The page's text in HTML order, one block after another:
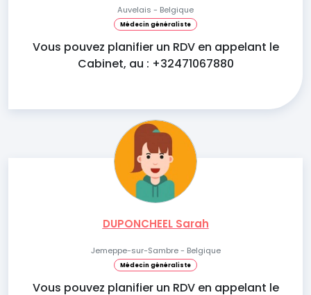
Auvelais - Belgique
Médecin généraliste
Vous pouvez planifier un RDV en appelant le
Cabinet, au : +32471067880
DUPONCHEEL Sarah
Jemeppe-sur-Sambre - Belgique
Médecin généraliste
Vous pouvez planifier un RDV en appelant le